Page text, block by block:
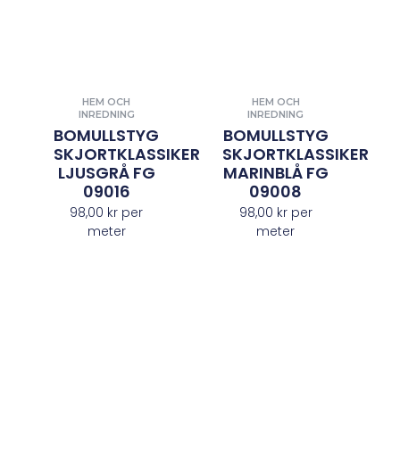
HEM OCH
INREDNING
BOMULLSTYG
SKJORTKLASSIKER
LJUSGRÅ FG
09016
98,00 kr per
meter
HEM OCH
INREDNING
BOMULLSTYG
SKJORTKLASSIKER
MARINBLÅ FG
09008
98,00 krper
meter